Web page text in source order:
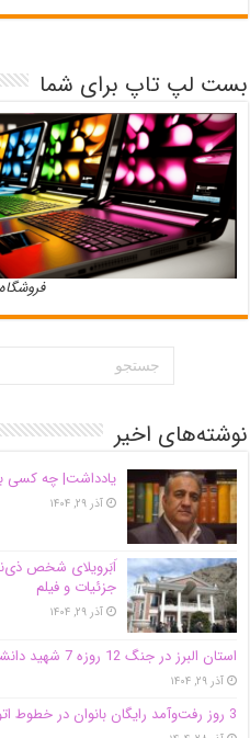
بست لپ تاپ برای شما
نوشته‌های اخیر
یادداشت| ‌چه کسی
آذر ۲۹, ۱۴۰۴
اَبَر‌ویلای شخص
جزئیات و فیلم
آذر ۲۹, ۱۴۰۴
استان البرز در جنگ 12 روزه 7 شهید دانشجو تقدیم انقلاب کرد
آذر ۲۹, ۱۴۰۴
3 روز رفت‌وآمد رایگان بانوان در خطوط اتوبوسرانی شهری کرج